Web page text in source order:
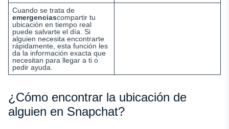
Cuando se trata de
emergenciascompartir tu
ubicación en tiempo real
puede salvarte el día. Si
alguien necesita encontrarte
rápidamente, esta función les
da la información exacta que
necesitan para llegar a ti o
pedir ayuda.
¿Cómo encontrar la ubicación de
alguien en Snapchat?